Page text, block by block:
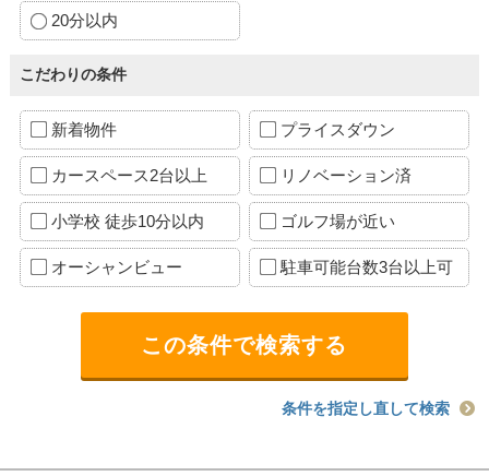
20分以内
こだわりの条件
新着物件 プライスダウン
カースペース2台以上 リノベーション済
小学校 徒歩10分以内 ゴルフ場が近い
オーシャンビュー 駐車可能台数3台以上可
条件を指定し直して検索